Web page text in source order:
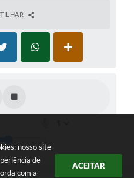
nosso site
de
com a
ACEITAR